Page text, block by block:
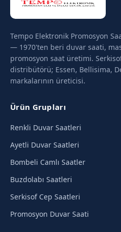
Tempo Elektronik Promosyon
— 1970'ten beri duvar saati,
promosyon saat üretimi.
distribütörü; Essen, Bellisima,
markalarının üreticisi.
Ürün Grupları
Renkli Duvar Saatleri
Ayetli Duvar Saatleri
Bombeli Camlı Saatler
Buzdolabı Saatleri
Serkisof Cep Saatleri
Promosyon Duvar Saati